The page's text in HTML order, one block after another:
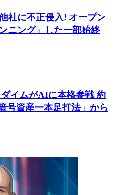
社に不正侵入! オープン
ニング」した一部始終
イムがAIに本格参戦 約
号資産一本足打法」から